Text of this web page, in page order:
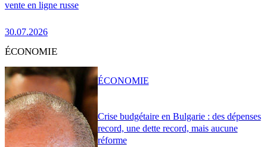
vente en ligne russe
30.07.2026
ÉCONOMIE
Crise budgétaire en Bulgarie : des dépenses
record, une dette record, mais aucune
réforme
ÉCONOMIE